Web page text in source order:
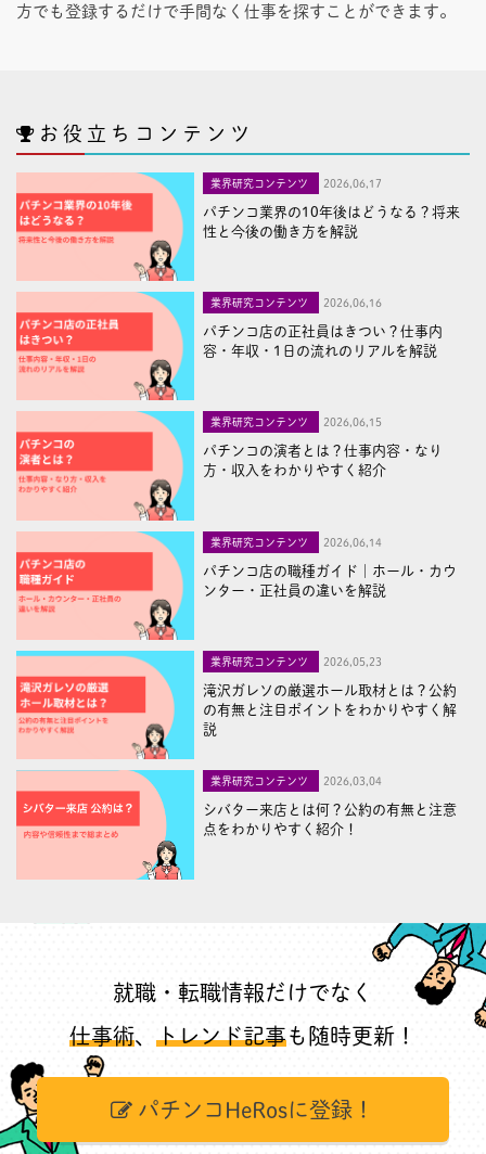
方でも登録するだけで手間なく仕事を探すことができます。
お役立ちコンテンツ
業界研究コンテンツ 2026,06,17
パチンコ業界の10年後はどうなる？将来
性と今後の働き方を解説
業界研究コンテンツ 2026,06,16
パチンコ店の正社員はきつい？仕事内
容・年収・1日の流れのリアルを解説
業界研究コンテンツ 2026,06,15
パチンコの演者とは？仕事内容・なり
方・収入をわかりやすく紹介
業界研究コンテンツ 2026,06,14
パチンコ店の職種ガイド｜ホール・カウ
ンター・正社員の違いを解説
業界研究コンテンツ 2026,05,23
滝沢ガレソの厳選ホール取材とは？公約
の有無と注目ポイントをわかりやすく解
説
業界研究コンテンツ 2026,03,04
シバター来店とは何？公約の有無と注意
点をわかりやすく紹介！
就職・転職情報だけでなく
仕事術、 トレンド記事も随時更新！
パチンコHeRosに登録！